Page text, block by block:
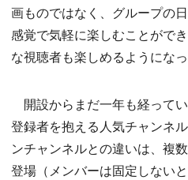
画ものではなく、グループの
感覚で気軽に楽しむことがで
な視聴者も楽しめるようになっ
開設からまだ一年も経って
登録者を抱える人気チャンネ
ンチャンネルとの違いは、複
登場（メンバーは固定しない